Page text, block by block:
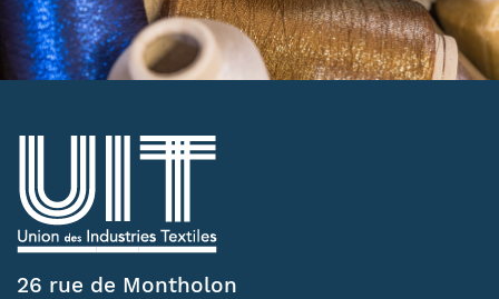
26 rue de Montholon